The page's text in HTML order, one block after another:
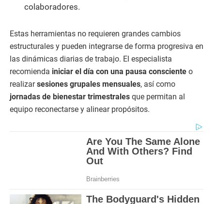
colaboradores.
Estas herramientas no requieren grandes cambios
estructurales y pueden integrarse de forma progresiva en
las dinámicas diarias de trabajo. El especialista
recomienda iniciar el día con una pausa consciente o
realizarsesiones grupales mensuales, así como
jornadas de bienestar trimestrales que permitan al
equipo reconectarse y alinear propósitos.